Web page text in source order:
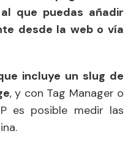
que puedas añadir
desde la web o vía
incluye un slug de
, y con Tag Manager o
es posible medir las